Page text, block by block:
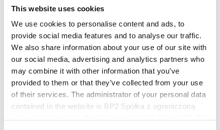
This website uses cookies
We use cookies to personalise content and ads, to
provide social media features and to analyse our traffic.
We also share information about your use of our site with
our social media, advertising and analytics partners who
may combine it with other information that you’ve
provided to them or that they’ve collected from your use
of their services. The administrator of your personal data
contained in the website is BP2 Spółka z ograniczoną
Pomocne linki